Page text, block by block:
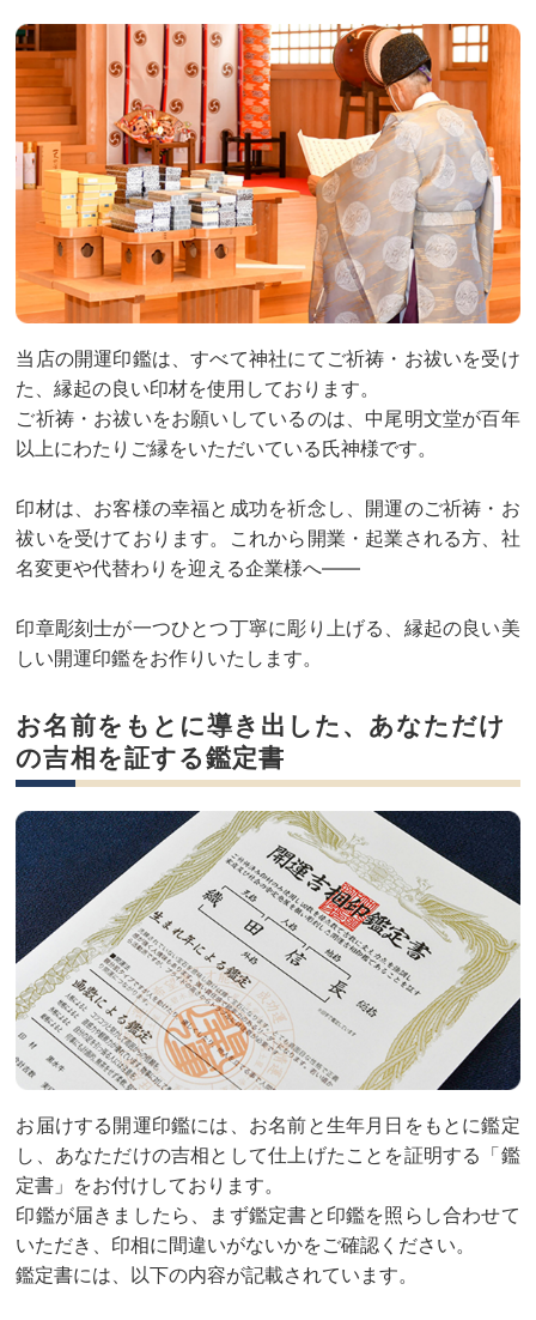
当店の開運印鑑は、すべて神社にてご祈祷・お祓いを受け
た、縁起の良い印材を使用しております。
ご祈祷・お祓いをお願いしているのは、中尾明文堂が百年
以上にわたりご縁をいただいている氏神様です。
印材は、お客様の幸福と成功を祈念し、開運のご祈祷・お
祓いを受けております。これから開業・起業される方、社
名変更や代替わりを迎える企業様へ——
印章彫刻士が一つひとつ丁寧に彫り上げる、縁起の良い美
しい開運印鑑をお作りいたします。
お名前をもとに導き出した、あなただけ
の吉相を証する鑑定書
お届けする開運印鑑には、お名前と生年月日をもとに鑑定
し、あなただけの吉相として仕上げたことを証明する「鑑
定書」をお付けしております。
印鑑が届きましたら、まず鑑定書と印鑑を照らし合わせて
いただき、印相に間違いがないかをご確認ください。
鑑定書には、以下の内容が記載されています。